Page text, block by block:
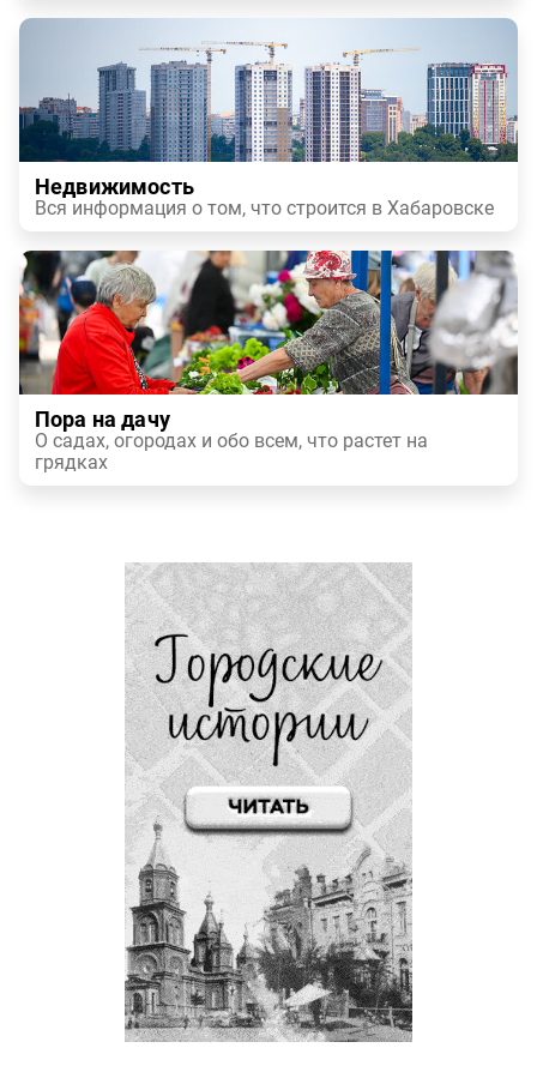
Недвижимость
Вся информация о том, что строится в Хабаровске
Пора на дачу
О садах, огородах и обо всем, что растет на
грядках